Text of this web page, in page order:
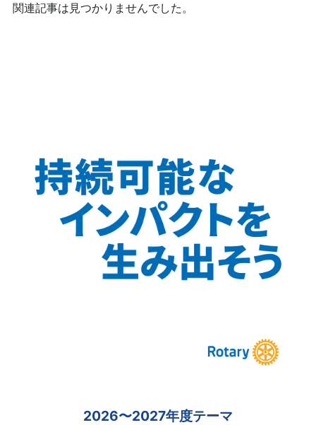
関連記事は見つかりませんでした。
2026〜2027年度テーマ